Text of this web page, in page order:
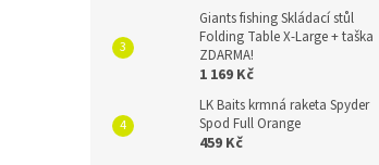
Giants fishing Skládací stůl
Folding Table X-Large + taška
ZDARMA!
1 169 Kč
LK Baits krmná raketa Spyder
Spod Full Orange
459 Kč